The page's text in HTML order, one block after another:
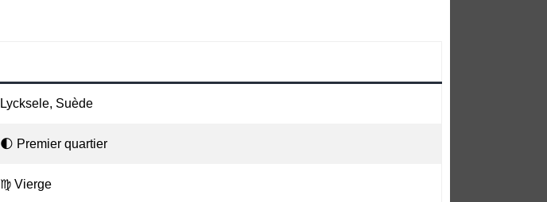
Lycksele, Suède
🌓 Premier quartier
♍ Vierge